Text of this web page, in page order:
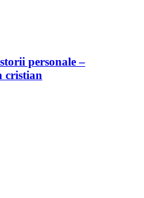
personale –
cristian